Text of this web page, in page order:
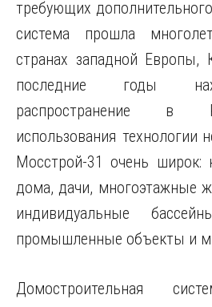
требующих
система прошла
странах западной
последние годы
распространение в
использования технологии
Мосстрой-31 очень широк:
дома, дачи, многоэтажные
индивидуальные
промышленные объекты и
Домостроительная